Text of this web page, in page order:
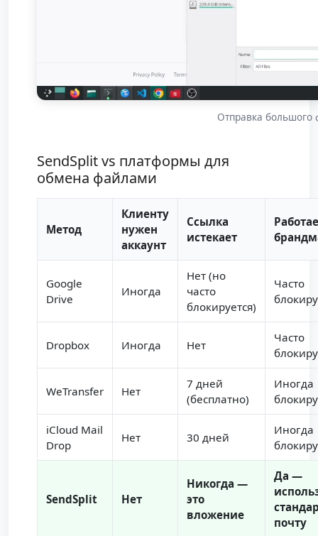
Отправка большого
SendSplit vs платформы для
обмена файлами
Метод
Клиенту
нужен
аккаунт
Ссылка
истекает
Google
Drive
Иногда
Нет (но
часто
блокируется)
Часто
Dropbox Иногда Нет
Часто
WeTransfer Нет
7 дней
(бесплатно)
Иногда
iCloud Mail
Drop
Нет 30 дней
Иногда
SendSplit Нет
Никогда —
это
вложение
Да —
почту